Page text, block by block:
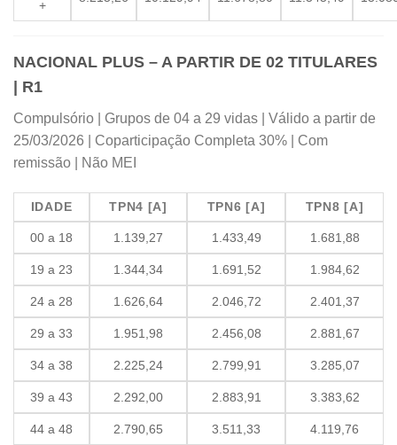
+
NACIONAL PLUS – A PARTIR DE 02 TITULARES
| R1
Compulsório | Grupos de 04 a 29 vidas | Válido a partir de
25/03/2026 | Coparticipação Completa 30% | Com
remissão | Não MEI
IDADE TPN4 [A] TPN6 [A] TPN8 [A]
00 a 18 1.139,27 1.433,49 1.681,88
19 a 23 1.344,34 1.691,52 1.984,62
24 a 28 1.626,64 2.046,72 2.401,37
29 a 33 1.951,98 2.456,08 2.881,67
34 a 38 2.225,24 2.799,91 3.285,07
39 a 43 2.292,00 2.883,91 3.383,62
44 a 48 2.790,65 3.511,33 4.119,76